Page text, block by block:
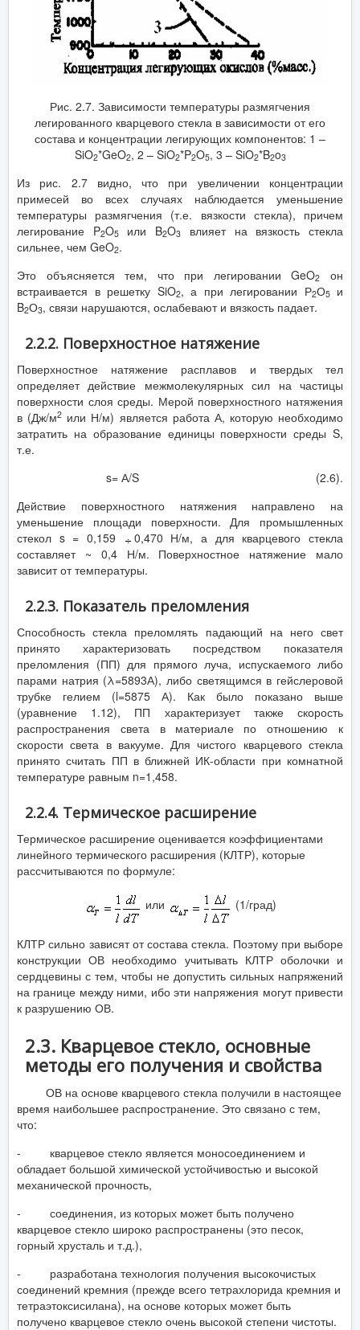
Рис. 2.7. Зависимости температуры размягчения
легированного кварцевого стекла в зависимости от его
состава и концентрации легирующих компонентов: 1 –
SiO2*GeO2, 2 – SiO2*P2O5, 3 – SiO2*B2o3
Из рис. 2.7 видно, что при увеличении концентрации
примесей во всех случаях наблюдается уменьшение
температуры размягчения (т.е. вязкости стекла), причем
легирование P2O5или B2O3
влияет на вязкость стекла
сильнее, чем GeO2.
Это объясняется тем, что при легировании GeO2
он
встраивается в решетку SiO2, а при легировании Р2О5и
B2О3, связи нарушаются, ослабевают и вязкость падает.
2.2.2. Поверхностное натяжение
Поверхностное натяжение расплавов и твердых тел
определяет действие межмолекулярных сил на частицы
поверхности слоя среды. Мерой поверхностного натяжения
в (Дж/м2 или Н/м) является работа А, которую необходимо
затратить на образование единицы поверхности среды S,
т.е.
s= А/S (2.6).
Действие поверхностного натяжения направлено на
уменьшение площади поверхности. Для промышленных
стекол s = 0,159
0,470 Н/м, а для кварцевого стекла
составляет ~ 0,4 Н/м. Поверхностное натяжение мало
зависит от температуры.
2.2.3. Показатель преломления
Способность стекла преломлять падающий на него свет
принято характеризовать посредством показателя
преломления (ПП) для прямого луча, испускаемого либо
парами натрия (λ=5893А), либо светящимся в гейслеровой
трубке гелием (l=5875 А). Как было показано выше
(уравнение 1.12), ПП характеризует также скорость
распространения света в материале по отношению к
скорости света в вакууме. Для чистого кварцевого стекла
принято считать ПП в ближней ИК-области при комнатной
температуре равным n=1,458.
2.2.4. Термическое расширение
Термическое расширение оценивается коэффициентами
линейного термического расширения (КЛТР), которые
рассчитываются по формуле:
или (1/град)
КЛТР сильно зависят от состава стекла. Поэтому при выборе
конструкции ОВ необходимо учитывать КЛТР оболочки и
сердцевины с тем, чтобы не допустить сильных напряжений
на границе между ними, ибо эти напряжения могут привести
к разрушению ОВ.
2.3. Кварцевое стекло, основные
методы его получения и свойства
ОВ на основе кварцевого стекла получили в настоящее
время наибольшее распространение. Это связано с тем,
что:
- кварцевое стекло является моносоединением и
обладает большой химической устойчивостью и высокой
механической прочность,
- соединения, из которых может быть получено
кварцевое стекло широко распространены (это песок,
горный хрусталь и т.д.),
- разработана технология получения высокочистых
соединений кремния (прежде всего тетрахлорида кремния и
тетраэтоксисилана), на основе которых может быть
получено кварцевое стекло очень высокой степени чистоты.